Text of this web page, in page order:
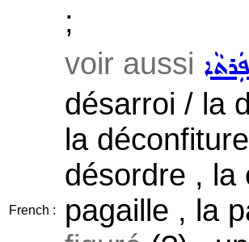
;
French :
voir aussi
désarroi / la
la
désordre , la
pagaille , la